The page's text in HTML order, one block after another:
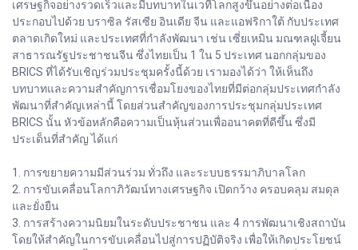
เศรษฐกิจอย่างรวดเร็วและมีบทบาทในเวทีโลกสูงขึ้นอย่างต่อเนื่อง
ประกอบไปด้วย บราซิล รัสเซีย อินเดีย จีน และแอฟริกาใต้ กับประเทศ
ตลาดเกิดใหม่ และประเทศที่กำลังพัฒนา เช่น เซี่ยเหมิน มณฑลฝูเจี้ยน
สาธารณรัฐประชาชนจีน ซึ่งไทยเป็น 1 ใน 5 ประเทศ นอกกลุ่มของ
BRICS ที่ได้รับเชิญร่วมประชุมครั้งนี้ด้วย เรามองได้ว่า ให้เห็นถึง
บทบาทและความสำคัญการเชื่อมโยงของไทยที่มีต่อกลุ่มประเทศกำลัง
พัฒนาที่สำคัญเหล่านี้ โดยส่วนสำคัญของการประชุมกลุ่มประเทศ
BRICS นั้น หัวข้อหลักคือความเป็นหุ้นส่วนเพื่ออนาคตที่ดีขึ้น ซึ่งมี
ประเด็นที่สำคัญ ได้แก่
1. การขยายความมีส่วนร่วม ทั่วถึง และระบบธรรมาภิบาลโลก
2. การขับเคลื่อนโลกาภิวัฒน์ทางเศรษฐกิจ เปิดกว้าง ครอบคลุม สมดุล
และยั่งยืน
3. การสร้างความนิยมในระดับประชาชน และ 4 การพัฒนาเชิงสถาบัน
โดยให้สำคัญในการขับเคลื่อนไปสู่การปฏิบัติจริง เพื่อให้เกิดประโยชน์